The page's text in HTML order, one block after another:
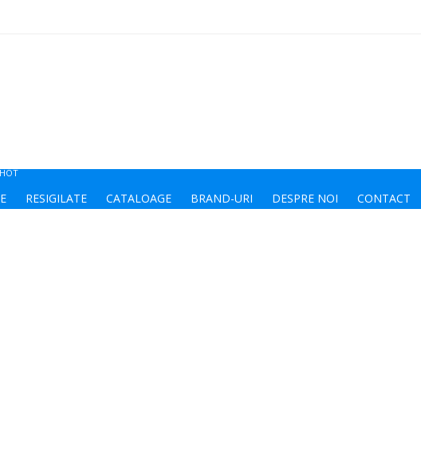
HOT
RESIGILATE CATALOAGE BRAND-URI DESPRE NOI CONTACT